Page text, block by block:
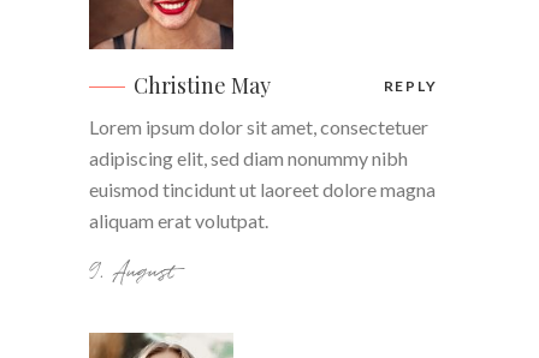
Christine May REPLY
Lorem ipsum dolor sit amet, consectetuer
adipiscing elit, sed diam nonummy nibh
euismod tincidunt ut laoreet dolore magna
aliquam erat volutpat.
9. August